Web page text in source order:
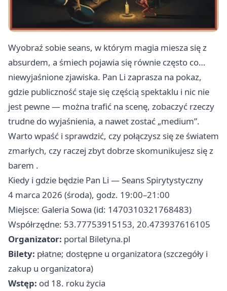
Wyobraź sobie seans, w którym magia miesza się z
absurdem, a śmiech pojawia się równie często co…
niewyjaśnione zjawiska. Pan Li zaprasza na pokaz,
gdzie publiczność staje się częścią spektaklu i nic nie
jest pewne — można trafić na scenę, zobaczyć rzeczy
trudne do wyjaśnienia, a nawet zostać „medium”.
Warto wpaść i sprawdzić, czy połączysz się ze światem
zmarłych, czy raczej zbyt dobrze skomunikujesz się z
barem .
Kiedy i gdzie będzie Pan Li — Seans Spirytystyczny
4 marca 2026 (środa), godz. 19:00–21:00
Miejsce: Galeria Sowa (id: 1470310321768483)
Współrzędne: 53.77753915153, 20.473937616105
Organizator: portal Biletyna.pl
Bilety: płatne; dostępne u organizatora (szczegóły i
zakup u organizatora)
Wstęp: od 18. roku życia